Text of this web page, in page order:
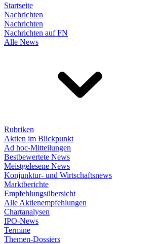
Startseite
Nachrichten
Nachrichten
Nachrichten auf FN
Alle News
Rubriken
Aktien im Blickpunkt
Ad hoc-Mitteilungen
Bestbewertete News
Meistgelesene News
Konjunktur- und Wirtschaftsnews
Marktberichte
Empfehlungsübersicht
Alle Aktienempfehlungen
Chartanalysen
IPO-News
Termine
Themen-Dossiers